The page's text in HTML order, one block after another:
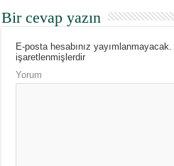
Bir cevap yazın
E-posta hesabınız yayımlanmayacak.
işaretlenmişlerdir
Yorum